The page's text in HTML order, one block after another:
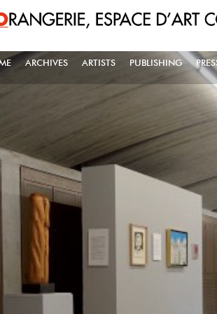
NAVIGATION
ARCHIVES ARTISTS PUBLISHING